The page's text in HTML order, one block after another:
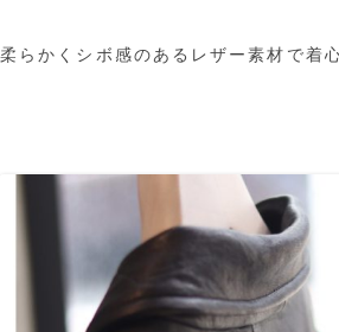
柔らかくシボ感のあるレザー素材で着